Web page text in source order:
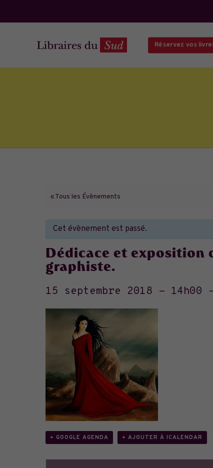
Réservez vos
« Tous les Évènements
Cet évènement est passé.
Dédicace et exposition
graphiste.
15 septembre 2018 - 14h00
+ GOOGLE AGENDA + AJOUTER À ICALENDAR